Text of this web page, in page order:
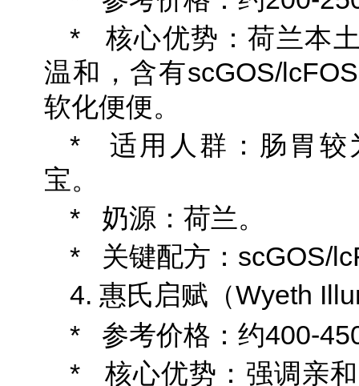
* 核心优势：荷兰本
温和，含有scGOS/
软化便便。
* 适用人群：肠胃较
宝。
* 奶源：荷兰。
* 关键配方：scGOS/
4. 惠氏启赋（Wyeth
* 参考价格：约400-
* 核心优势：强调亲